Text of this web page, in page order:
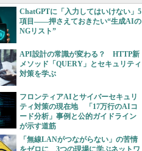
ChatGPTに「入力してはいけない」5
項目――押さえておきたい“生成AIの
NGリスト”
API設計の常識が変わる？ HTTP新
メソッド「QUERY」とセキュリティ
対策を学ぶ
フロンティアAIとサイバーセキュリ
ティ対策の現在地 「17万行のAIコ
ード分析」事例と公的ガイドライン
が示す道筋
「無線LANがつながらない」の苦情
をゼロに 3つの現場に学ぶネットワ